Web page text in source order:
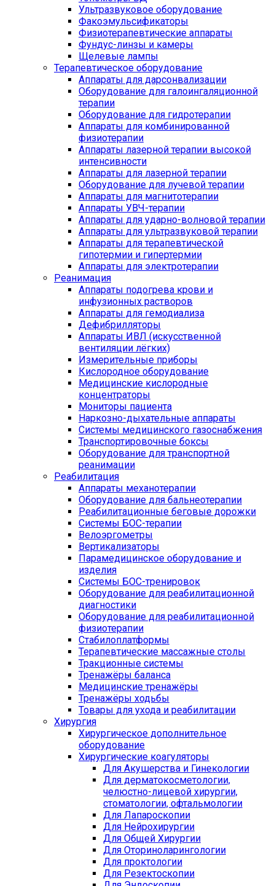
Ультразвуковое оборудование
Факоэмульсификаторы
Физиотерапевтические аппараты
Фундус-линзы и камеры
Щелевые лампы
Терапевтическое оборудование
Аппараты для дарсонвализации
Оборудование для галоингаляционной
терапии
Оборудование для гидротерапии
Аппараты для комбинированной
физиотерапии
Аппараты лазерной терапии высокой
интенсивности
Аппараты для лазерной терапии
Оборудование для лучевой терапии
Аппараты для магнитотерапии
Аппараты УВЧ-терапии
Аппараты для ударно-волновой терапии
Аппараты для ультразвуковой терапии
Аппараты для терапевтической
гипотермии и гипертермии
Аппараты для электротерапии
Реанимация
Аппараты подогрева крови и
инфузионных растворов
Аппараты для гемодиализа
Дефибрилляторы
Аппараты ИВЛ (искусственной
вентиляции лёгких)
Измерительные приборы
Кислородное оборудование
Медицинские кислородные
концентраторы
Мониторы пациента
Наркозно-дыхательные аппараты
Системы медицинского газоснабжения
Транспортировочные боксы
Оборудование для транспортной
реанимации
Реабилитация
Аппараты механотерапии
Оборудование для бальнеотерапии
Реабилитационные беговые дорожки
Системы БОС-терапии
Велоэргометры
Вертикализаторы
Парамедицинское оборудование и
изделия
Системы БОС-тренировок
Оборудование для реабилитационной
диагностики
Оборудование для реабилитационной
физиотерапии
Стабилоплатформы
Терапевтические массажные столы
Тракционные системы
Тренажёры баланса
Медицинские тренажёры
Тренажёры ходьбы
Товары для ухода и реабилитации
Хирургия
Хирургическое дополнительное
оборудование
Хирургические коагуляторы
Для Акушерства и Гинекологии
Для дерматокосметологии,
челюстно-лицевой хирургии,
стоматологии, офтальмологии
Для Лапароскопии
Для Нейрохирургии
Для Общей Хирургии
Для Оториноларингологии
Для проктологии
Для Резектоскопии